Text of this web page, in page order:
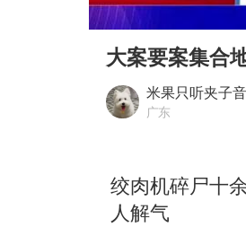
Play
00:00
大案要案集合
米果只听夹子音
广东
绞肉机碎尸十
人解气